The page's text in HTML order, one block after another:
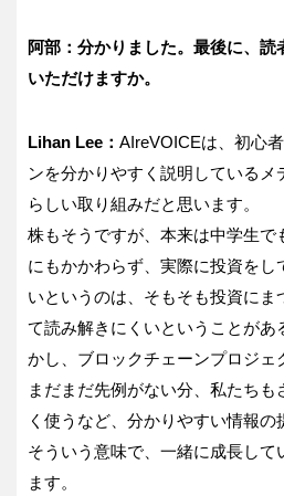
阿部：分かりました。最後に、
いただけますか。
Lihan Lee： AIreVOICEは、初心
ンを分かりやすく説明している
らしい取り組みだと思います。
株もそうですが、本来は中学生で
にもかかわらず、実際に投資をし
いというのは、そもそも投資にま
て読み解きにくいということがあ
かし、ブロックチェーンプロジェ
まだまだ先例がない分、私たちも
く使うなど、分かりやすい情報の
そういう意味で、一緒に成長して
ます。